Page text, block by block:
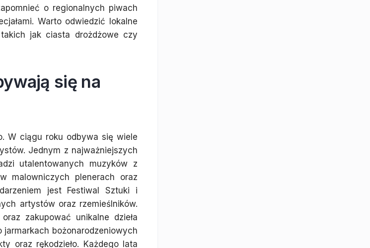
o regionalnych piwach
Warto odwiedzić lokalne
jak ciasta drożdżowe czy
się na
W ciągu roku odbywa się wiele
Jednym z najważniejszych
utalentowanych muzyków z
malowniczych plenerach oraz
jest Festiwal Sztuki i
artystów oraz rzemieślników.
zakupować unikalne dzieła
bożonarodzeniowych
oraz rękodzieło. Każdego lata